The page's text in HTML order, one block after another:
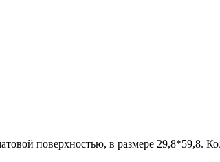
поверхностью, в размере 29,8*59,8.